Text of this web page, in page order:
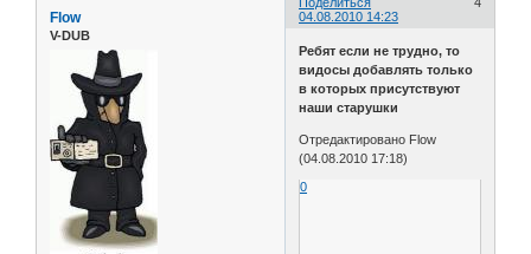
04.08.2010 14:23
Flow
V-DUB
Ребят если не трудно, то
видосы добавлять только
в которых присутствуют
наши старушки
Отредактировано Flow
(04.08.2010 17:18)
0